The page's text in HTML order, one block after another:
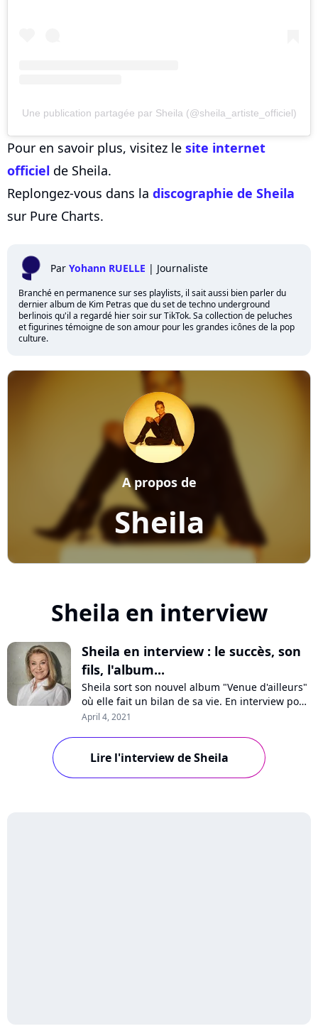
Une publication partagée par Sheila (@sheila_artiste_officiel)
Pour en savoir plus, visitez le site internet
officiel de Sheila.
Replongez-vous dans la discographie de Sheila
sur Pure Charts.
Par Yohann RUELLE | Journaliste
Branché en permanence sur ses playlists, il sait aussi bien parler du
dernier album de Kim Petras que du set de techno underground
berlinois qu'il a regardé hier soir sur TikTok. Sa collection de peluches
et figurines témoigne de son amour pour les grandes icônes de la pop
culture.
Sheila
A propos de
Sheila en interview
Sheila en interview : le succès, son
fils, l'album...
Sheila sort son nouvel album "Venue d'ailleurs"
où elle fait un bilan de sa vie. En interview pour
Pure Charts, la chanteuse se confie sur ses
vie, son fils Ludovic, son engagement contre le
racisme ou encore son statut d'icône.
April 4, 2021
Lire l'interview de Sheila